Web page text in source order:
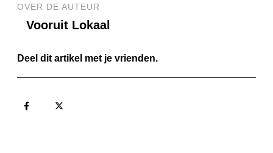
OVER DE AUTEUR
Vooruit Lokaal
Deel dit artikel met je vrienden.